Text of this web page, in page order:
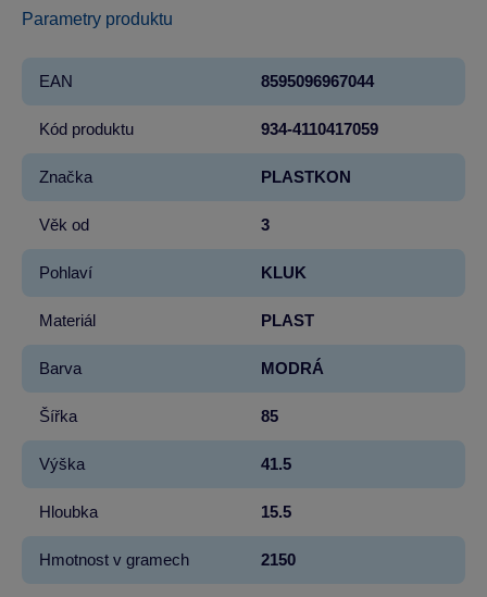
Parametry produktu
EAN 8595096967044
Kód produktu 934-4110417059
Značka PLASTKON
Věk od 3
Pohlaví KLUK
Materiál PLAST
Barva MODRÁ
Šířka 85
Výška 41.5
Hloubka 15.5
Hmotnost v gramech 2150